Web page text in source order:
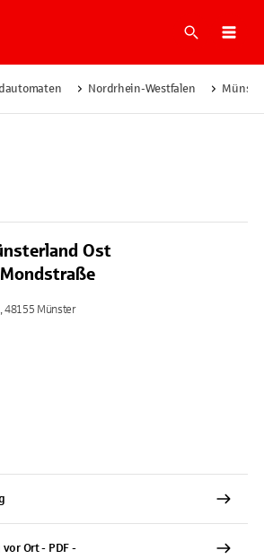
Suche
Nordrhein-Westfalen
Ost
48155 Münster
Ort - PDF -